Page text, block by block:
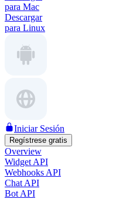
para Mac
Descargar
para Linux
Iniciar Sesión
Regístrese gratis
Overview
Widget API
Webhooks API
Chat API
Bot API